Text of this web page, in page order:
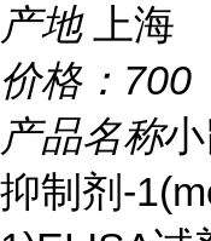
产地
上海
价格： 700
产品名称
抑制剂-